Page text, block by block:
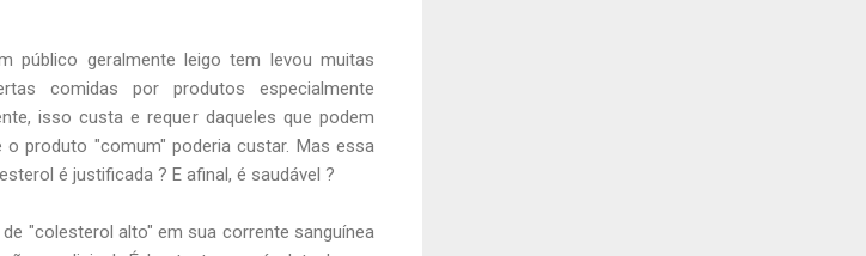
público geralmente leigo tem levou muitas
comidas por produtos especialmente
isso custa e requer daqueles que podem
produto "comum" poderia custar. Mas essa
é justificada ? E afinal, é saudável ?
"colesterol alto" em sua corrente sanguínea